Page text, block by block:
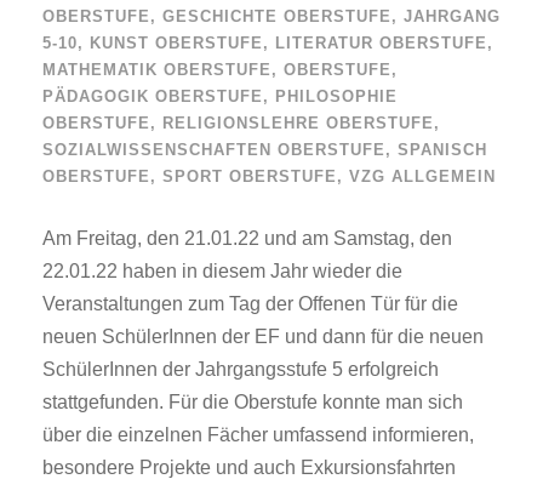
OBERSTUFE , GESCHICHTE OBERSTUFE , JAHRGANG
5-10, KUNST OBERSTUFE , LITERATUR OBERSTUFE ,
MATHEMATIK OBERSTUFE , OBERSTUFE ,
PÄDAGOGIK OBERSTUFE , PHILOSOPHIE
OBERSTUFE , RELIGIONSLEHRE OBERSTUFE ,
SOZIALWISSENSCHAFTEN OBERSTUFE , SPANISCH
OBERSTUFE , SPORT OBERSTUFE , VZG ALLGEMEIN
Am Freitag, den 21.01.22 und am Samstag, den
22.01.22 haben in diesem Jahr wieder die
Veranstaltungen zum Tag der Offenen Tür für die
neuen SchülerInnen der EF und dann für die neuen
SchülerInnen der Jahrgangsstufe 5 erfolgreich
stattgefunden. Für die Oberstufe konnte man sich
über die einzelnen Fächer umfassend informieren,
besondere Projekte und auch Exkursionsfahrten